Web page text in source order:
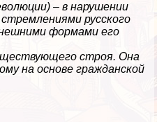
– в нарушении
русского
формами его
строя. Она
на основе гражданской